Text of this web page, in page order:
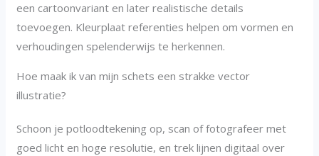
een cartoonvariant en later realistische details
toevoegen. Kleurplaat referenties helpen om vormen en
verhoudingen spelenderwijs te herkennen.
Hoe maak ik van mijn schets een strakke vector
illustratie?
Schoon je potloodtekening op, scan of fotografeer met
goed licht en hoge resolutie, en trek lijnen digitaal over